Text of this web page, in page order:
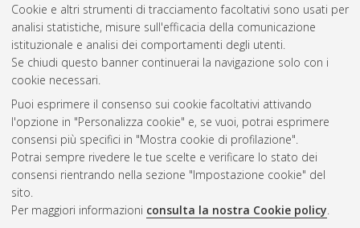
Cookie e altri strumenti di tracciamento facoltativi sono usati per
analisi statistiche, misure sull'efficacia della comunicazione
istituzionale e analisi dei comportamenti degli utenti.
Se chiudi questo banner continuerai la navigazione solo con i
cookie necessari.
Puoi esprimere il consenso sui cookie facoltativi attivando
l'opzione in "Personalizza cookie" e, se vuoi, potrai esprimere
consensi più specifici in "Mostra cookie di profilazione".
Potrai sempre rivedere le tue scelte e verificare lo stato dei
consensi rientrando nella sezione "Impostazione cookie" del
sito.
Per maggiori informazioni consulta la nostra Cookie policy.
Questa lista e' stata generata il Wed Aug 5 20:44:03 2026
Atom
Rss 1.0
Rss 2.0
ISSN: 2038-7946